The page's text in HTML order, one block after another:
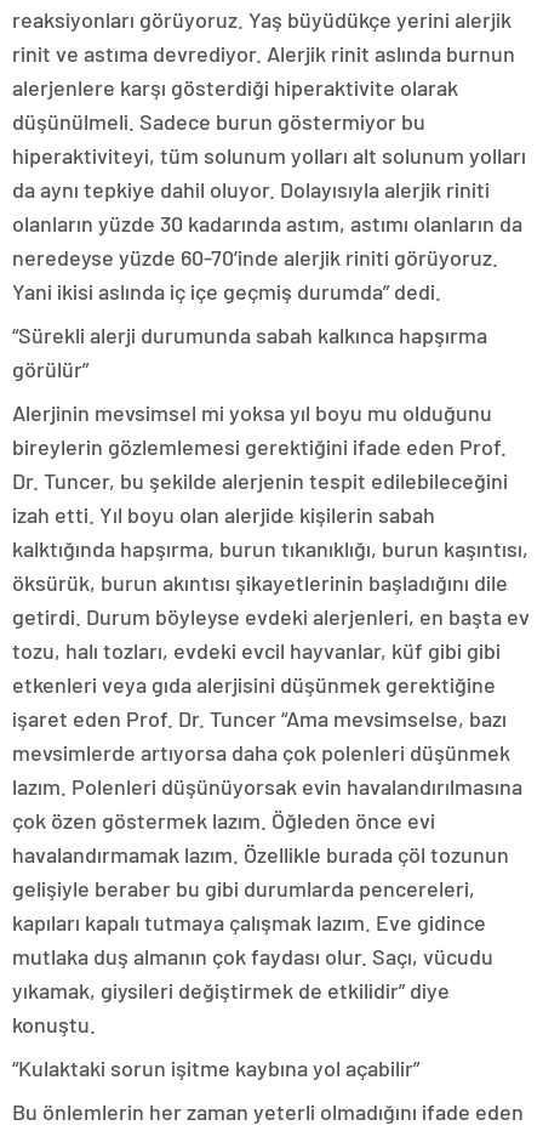
reaksiyonları görüyoruz. Yaş büyüdükçe yerini alerjik
rinit ve astıma devrediyor. Alerjik rinit aslında burnun
alerjenlere karşı gösterdiği hiperaktivite olarak
düşünülmeli. Sadece burun göstermiyor bu
hiperaktiviteyi, tüm solunum yolları alt solunum yolları
da aynı tepkiye dahil oluyor. Dolayısıyla alerjik riniti
olanların yüzde 30 kadarında astım, astımı olanların da
neredeyse yüzde 60-70’inde alerjik riniti görüyoruz.
Yani ikisi aslında iç içe geçmiş durumda” dedi.
“Sürekli alerji durumunda sabah kalkınca hapşırma
görülür”
Alerjinin mevsimsel mi yoksa yıl boyu mu olduğunu
bireylerin gözlemlemesi gerektiğini ifade eden Prof.
Dr. Tuncer, bu şekilde alerjenin tespit edilebileceğini
izah etti. Yıl boyu olan alerjide kişilerin sabah
kalktığında hapşırma, burun tıkanıklığı, burun kaşıntısı,
öksürük, burun akıntısı şikayetlerinin başladığını dile
getirdi. Durum böyleyse evdeki alerjenleri, en başta ev
tozu, halı tozları, evdeki evcil hayvanlar, küf gibi gibi
etkenleri veya gıda alerjisini düşünmek gerektiğine
işaret eden Prof. Dr. Tuncer “Ama mevsimselse, bazı
mevsimlerde artıyorsa daha çok polenleri düşünmek
lazım. Polenleri düşünüyorsak evin havalandırılmasına
çok özen göstermek lazım. Öğleden önce evi
havalandırmamak lazım. Özellikle burada çöl tozunun
gelişiyle beraber bu gibi durumlarda pencereleri,
kapıları kapalı tutmaya çalışmak lazım. Eve gidince
mutlaka duş almanın çok faydası olur. Saçı, vücudu
yıkamak, giysileri değiştirmek de etkilidir” diye
konuştu.
“Kulaktaki sorun işitme kaybına yol açabilir”
Bu önlemlerin her zaman yeterli olmadığını ifade eden